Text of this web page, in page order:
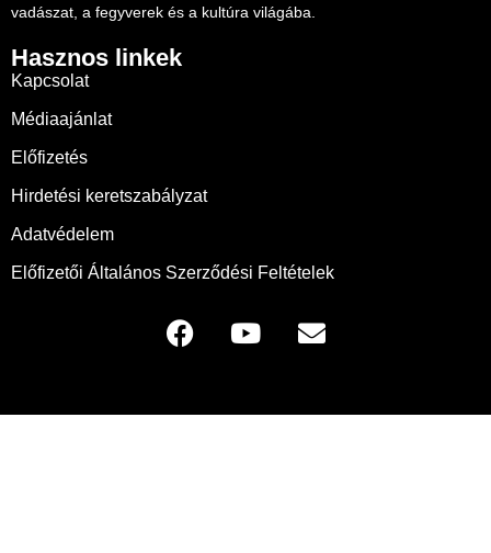
vadászat, a fegyverek és a kultúra világába.
Hasznos linkek
Kapcsolat
Médiaajánlat
Előfizetés
Hirdetési keretszabályzat
Adatvédelem
Előfizetői Általános Szerződési Feltételek